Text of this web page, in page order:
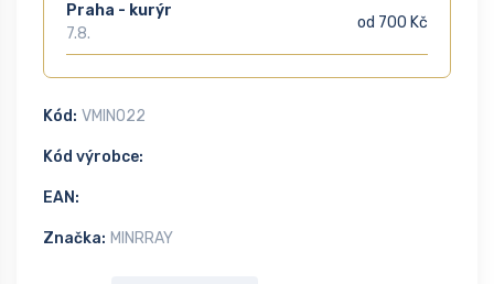
Praha - kurýr
7.8.
od 700 Kč
Kód: VMIN022
Kód výrobce:
EAN:
Značka: MINRRAY